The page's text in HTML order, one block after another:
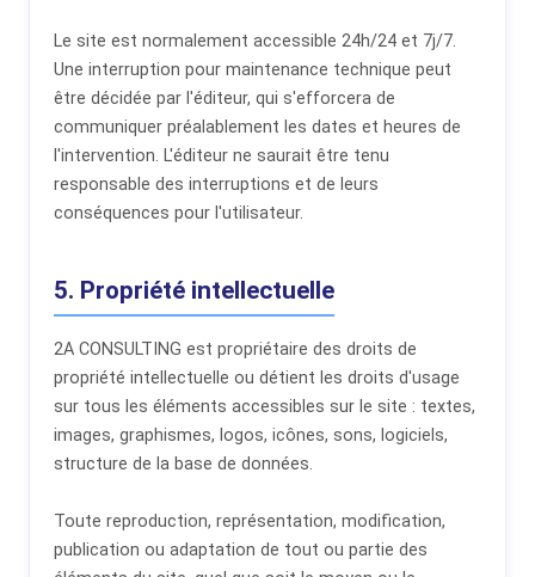
Le site est normalement accessible 24h/24 et 7j/7.
Une interruption pour maintenance technique peut
être décidée par l'éditeur, qui s'efforcera de
communiquer préalablement les dates et heures de
l'intervention. L'éditeur ne saurait être tenu
responsable des interruptions et de leurs
conséquences pour l'utilisateur.
5. Propriété intellectuelle
2A CONSULTING est propriétaire des droits de
propriété intellectuelle ou détient les droits d'usage
sur tous les éléments accessibles sur le site : textes,
images, graphismes, logos, icônes, sons, logiciels,
structure de la base de données.
Toute reproduction, représentation, modification,
publication ou adaptation de tout ou partie des